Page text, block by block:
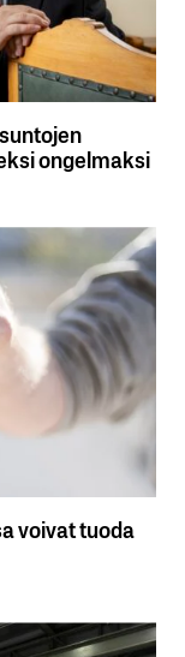
ongelmaksi
voivat tuoda